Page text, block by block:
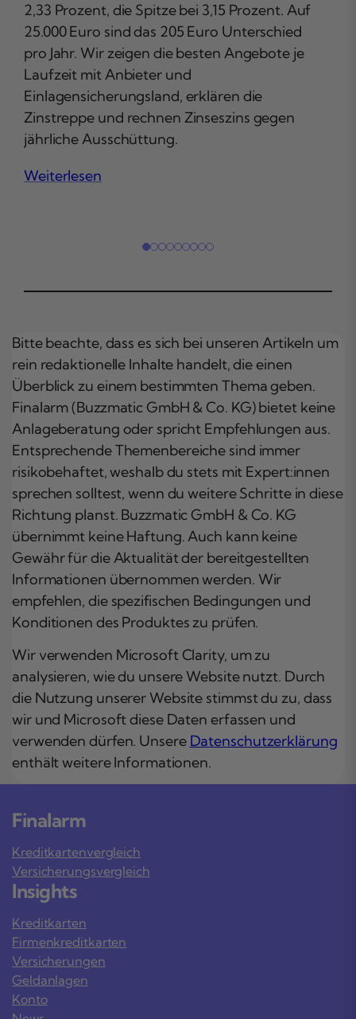
2,33 Prozent, die Spitze bei 3,15 Prozent. Auf
25.000 Euro sind das 205 Euro Unterschied
pro Jahr. Wir zeigen die besten Angebote je
Laufzeit mit Anbieter und
Einlagensicherungsland, erklären die
Zinstreppe und rechnen Zinseszins gegen
jährliche Ausschüttung.
Weiterlesen
Bitte beachte, dass es sich bei unseren Artikeln um
rein redaktionelle Inhalte handelt, die einen
Überblick zu einem bestimmten Thema geben.
Finalarm (Buzzmatic GmbH & Co. KG) bietet keine
Anlageberatung oder spricht Empfehlungen aus.
Entsprechende Themenbereiche sind immer
risikobehaftet, weshalb du stets mit Expert:innen
sprechen solltest, wenn du weitere Schritte in diese
Richtung planst. Buzzmatic GmbH & Co. KG
übernimmt keine Haftung. Auch kann keine
Gewähr für die Aktualität der bereitgestellten
Informationen übernommen werden. Wir
empfehlen, die spezifischen Bedingungen und
Konditionen des Produktes zu prüfen.
Wir verwenden Microsoft Clarity, um zu
analysieren, wie du unsere Website nutzt. Durch
die Nutzung unserer Website stimmst du zu, dass
wir und Microsoft diese Daten erfassen und
verwenden dürfen. Unsere Datenschutzerklärung
enthält weitere Informationen.
Finalarm
Kreditkartenvergleich
Versicherungsvergleich
Insights
Kreditkarten
Firmenkreditkarten
Versicherungen
Geldanlagen
Konto